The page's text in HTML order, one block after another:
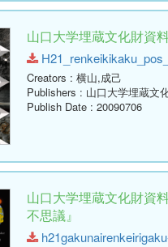
山口大学埋蔵文化財資
Creators : 横山,成己
Publishers : 山口大学埋蔵文
Publish Date : 20090706
山口大学埋蔵文化財資
不思議』